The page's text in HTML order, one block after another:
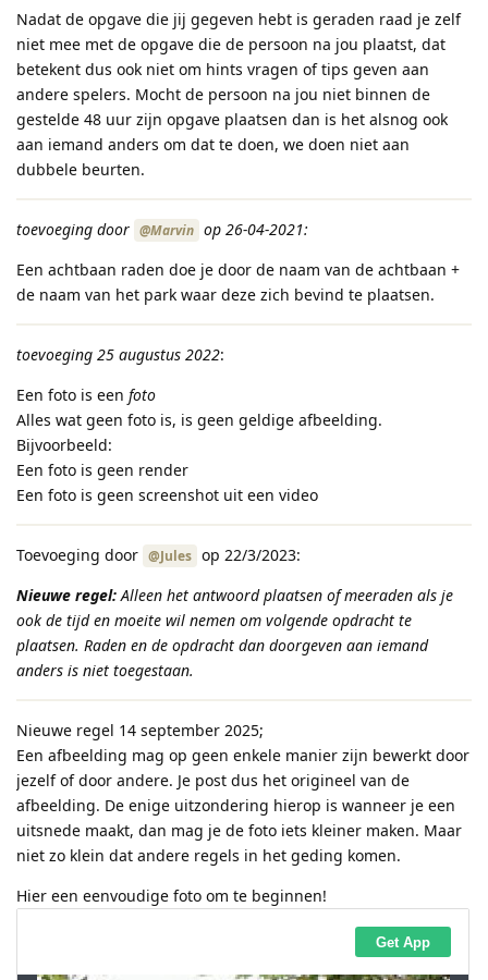
Nadat de opgave die jij gegeven hebt is geraden raad je zelf
niet mee met de opgave die de persoon na jou plaatst, dat
betekent dus ook niet om hints vragen of tips geven aan
andere spelers. Mocht de persoon na jou niet binnen de
gestelde 48 uur zijn opgave plaatsen dan is het alsnog ook
aan iemand anders om dat te doen, we doen niet aan
dubbele beurten.
toevoeging door @Marvin op 26-04-2021:
Een achtbaan raden doe je door de naam van de achtbaan +
de naam van het park waar deze zich bevind te plaatsen.
toevoeging 25 augustus 2022:
Een foto is een foto
Alles wat geen foto is, is geen geldige afbeelding.
Bijvoorbeeld:
Een foto is geen render
Een foto is geen screenshot uit een video
Toevoeging door @Jules op 22/3/2023:
Nieuwe regel:Alleen het antwoord plaatsen of meeraden als je
ook de tijd en moeite wil nemen om volgende opdracht te
plaatsen. Raden en de opdracht dan doorgeven aan iemand
anders is niet toegestaan.
Nieuwe regel 14 september 2025;
Een afbeelding mag op geen enkele manier zijn bewerkt door
jezelf of door andere. Je post dus het origineel van de
afbeelding. De enige uitzondering hierop is wanneer je een
uitsnede maakt, dan mag je de foto iets kleiner maken. Maar
niet zo klein dat andere regels in het geding komen.
Hier een eenvoudige foto om te beginnen!